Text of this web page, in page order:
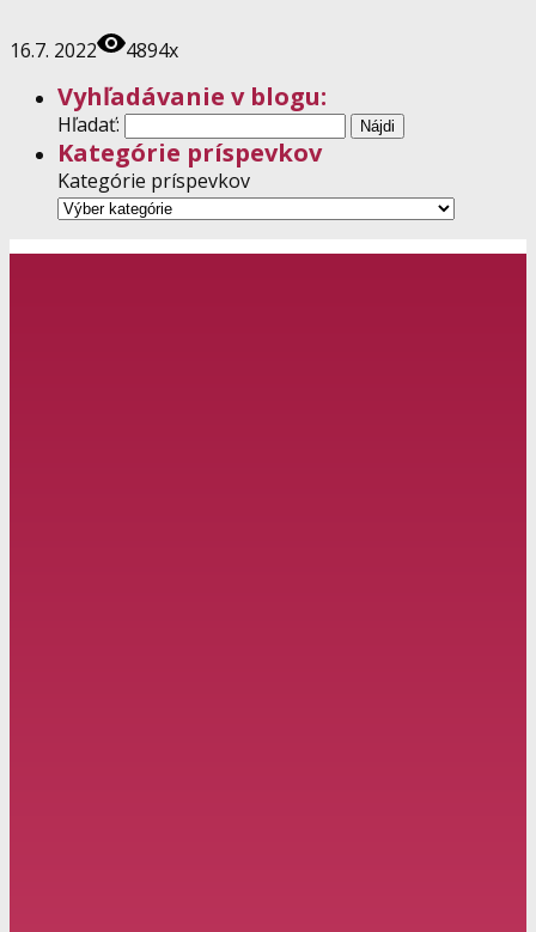
16.7. 2022 4894x
Vyhľadávanie v blogu:
Hľadať:
Kategórie príspevkov
Kategórie príspevkov